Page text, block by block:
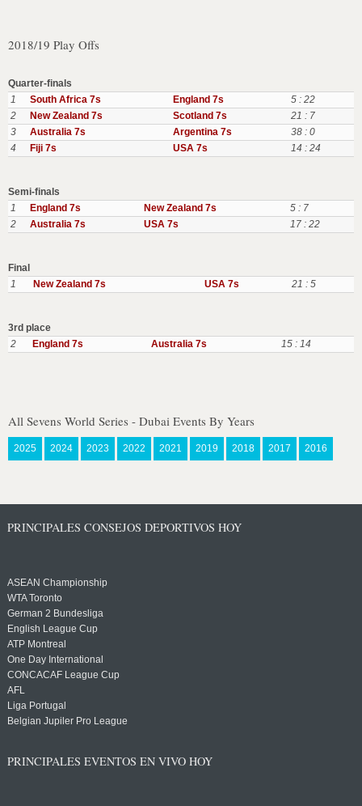
2018/19 Play Offs
Quarter-finals
1
South Africa 7s England 7s
5 : 22
2
New Zealand 7s Scotland 7s
21 : 7
3
Australia 7s Argentina 7s
38 : 0
4
Fiji 7s USA 7s 14 : 24
Semi-finals
1
England 7s New Zealand 7s
5 : 7
2
Australia 7s USA 7s 17 : 22
Final
1
New Zealand 7s USA 7s 21 : 5
3rd place
2
England 7s Australia 7s 15 : 14
All Sevens World Series - Dubai Events By Years
2025 2024 2023 2022 2021 2019 2018 2017 2016
PRINCIPALES CONSEJOS DEPORTIVOS HOY
ASEAN Championship
WTA Toronto
German 2 Bundesliga
English League Cup
ATP Montreal
One Day International
CONCACAF League Cup
AFL
Liga Portugal
Belgian Jupiler Pro League
PRINCIPALES EVENTOS EN VIVO HOY